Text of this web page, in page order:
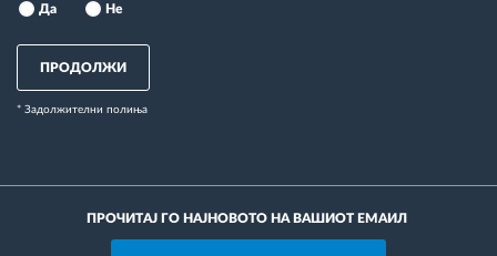
Да Не
ПРОДОЛЖИ
* Задолжителни полиња
ПРОЧИТАЈ ГО НАЈНОВОТО НА ВАШИОТ ЕМАИЛ